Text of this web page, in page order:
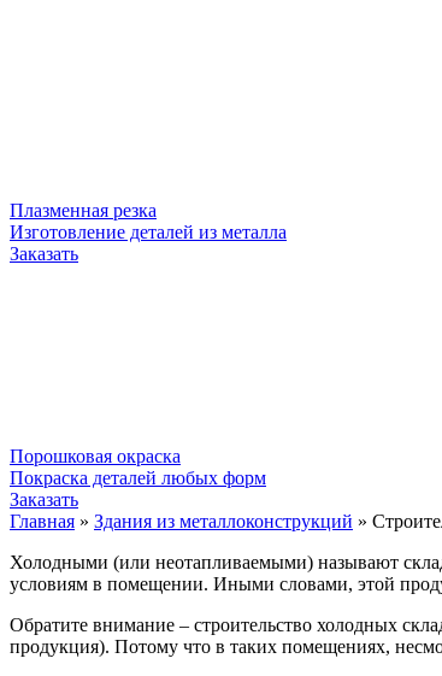
Плазменная резка
Изготовление деталей из металла
Заказать
Порошковая окраска
Покраска деталей любых форм
Заказать
Главная » Здания из металлоконструкций »
Холодными (или неотапливаемыми) называют
условиям в помещении. Иными словами, этой
Обратите внимание – строительство холодных
продукция). Потому что в таких помещениях,